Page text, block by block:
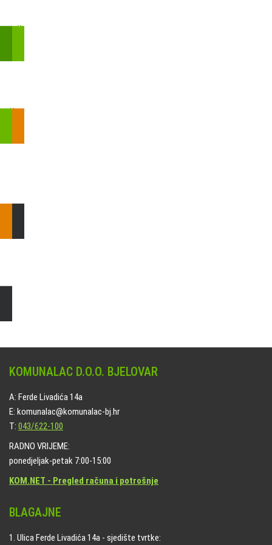
KOMUNALAC D.O.O. BJELOVAR
A: Ferde Livadića 14a
E: komunalac@komunalac-bj.hr
T: 043/622-100
RADNO VRIJEME:
ponedjeljak-petak 7:00-15:00
KOM.NET - Pregled računa i potrošnje
BLAGAJNE
1. Ulica Ferde Livadića 14a - sjedište tvrtke: